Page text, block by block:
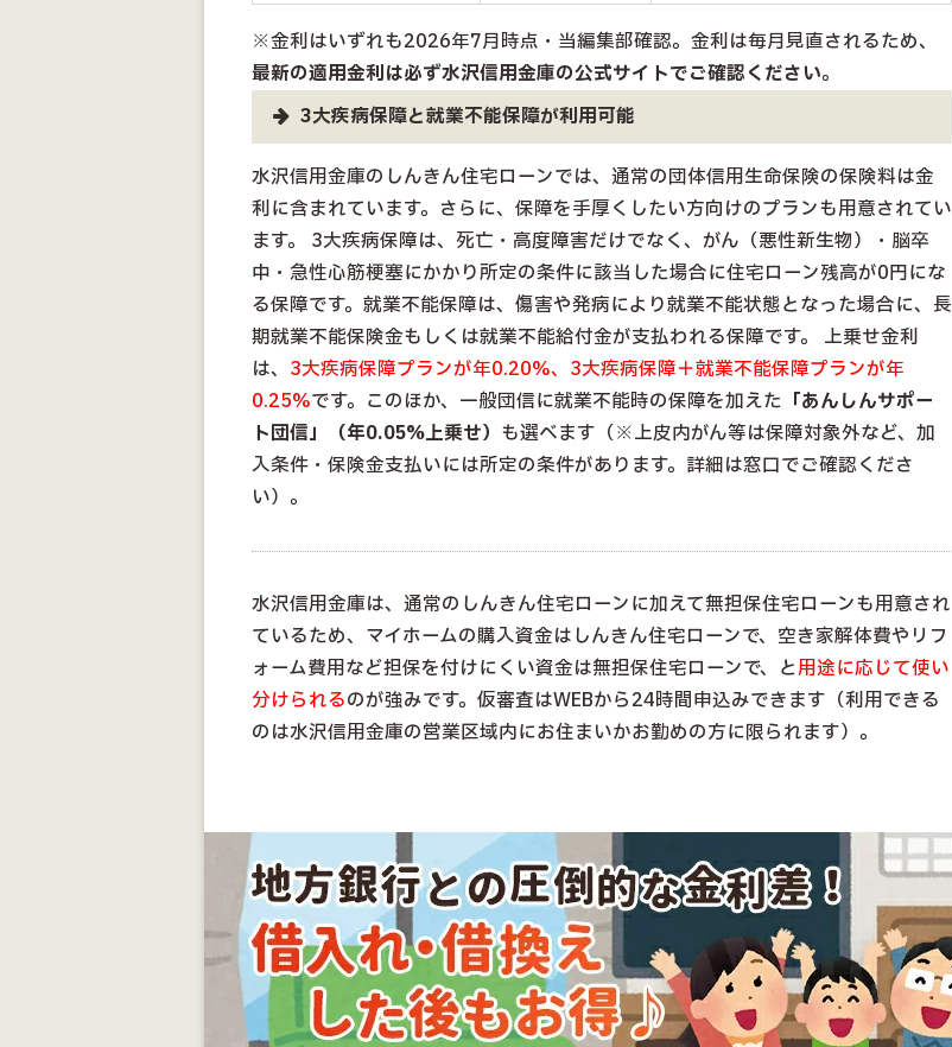
※金利はいずれも2026年7月時点・当編集部確認。金利は毎月見直されるため、
最新の適用金利は必ず水沢信用金庫の公式サイトでご確認ください。
3大疾病保障と就業不能保障が利用可能
水沢信用金庫のしんきん住宅ローンでは、通常の団体信用生命保険の保険料は金
利に含まれています。さらに、保障を手厚くしたい方向けのプランも用意されてい
ます。 3大疾病保障は、死亡・高度障害だけでなく、がん（悪性新生物）・脳卒
中・急性心筋梗塞にかかり所定の条件に該当した場合に住宅ローン残高が0円にな
る保障です。就業不能保障は、傷害や発病により就業不能状態となった場合に、長
期就業不能保険金もしくは就業不能給付金が支払われる保障です。 上乗せ金利
は、 3大疾病保障プランが年0.20%、3大疾病保障＋就業不能保障プランが年
0.25%です。このほか、一般団信に就業不能時の保障を加えた 「あんしんサポー
ト団信」（年0.05%上乗せ） も選べます（※上皮内がん等は保障対象外など、加
入条件・保険金支払いには所定の条件があります。詳細は窓口でご確認くださ
い）。
水沢信用金庫は、通常のしんきん住宅ローンに加えて無担保住宅ローンも用意され
ているため、マイホームの購入資金はしんきん住宅ローンで、空き家解体費やリフ
ォーム費用など担保を付けにくい資金は無担保住宅ローンで、と用途に応じて使い
分けられるのが強みです。仮審査はWEBから24時間申込みできます（利用できる
のは水沢信用金庫の営業区域内にお住まいかお勤めの方に限られます）。